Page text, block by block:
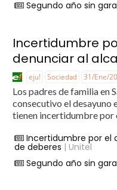
Segundo año sin
Incertidumbre
denunciar al
eju! Sociedad 31/Ene/
Los padres de familia en
consecutivo el desayuno
tienen incertidumbre por
Incertidumbre por el
de deberes | Unitel
Segundo año sin